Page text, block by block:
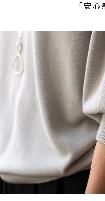
「安心